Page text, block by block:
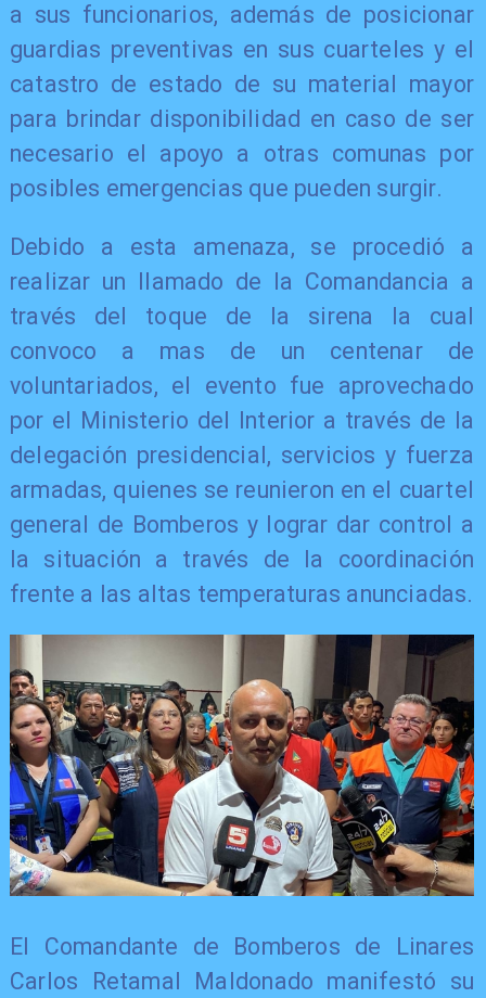
a sus funcionarios, además de posicionar
guardias preventivas en sus cuarteles y el
catastro de estado de su material mayor
para brindar disponibilidad en caso de ser
necesario el apoyo a otras comunas por
posibles emergencias que pueden surgir.
Debido a esta amenaza, se procedió a
realizar un llamado de la Comandancia a
través del toque de la sirena la cual
convoco a mas de un centenar de
voluntariados, el evento fue aprovechado
por el Ministerio del Interior a través de la
delegación presidencial, servicios y fuerza
armadas, quienes se reunieron en el cuartel
general de Bomberos y lograr dar control a
la situación a través de la coordinación
frente a las altas temperaturas anunciadas.
El Comandante de Bomberos de Linares
Carlos Retamal Maldonado manifestó su